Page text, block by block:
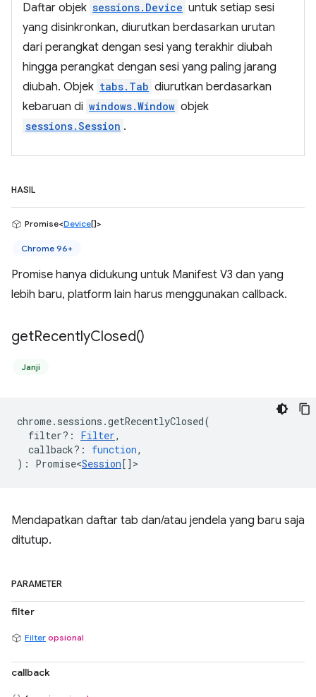
Daftar objek sessions.Device untuk setiap sesi
yang disinkronkan, diurutkan berdasarkan urutan
dari perangkat dengan sesi yang terakhir diubah
hingga perangkat dengan sesi yang paling jarang
diubah. Objek tabs.Tab diurutkan berdasarkan
kebaruan di windows.Window objek
sessions.Session .
HASIL
Promise<Device[]>
Chrome 96+
Promise hanya didukung untuk Manifest V3 dan yang
lebih baru, platform lain harus menggunakan callback.
getRecentlyClosed()
Janji
chrome. sessions .getRecentlyClosed(
filter? : Filter,
callback? : function,
) : Promise<Session[] >
Mendapatkan daftar tab dan/atau jendela yang baru saja
ditutup.
PARAMETER
filter
Filter opsional
callback